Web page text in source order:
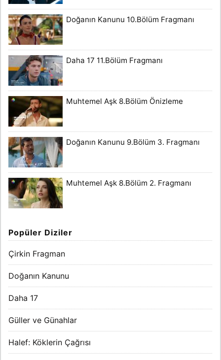
Doğanın Kanunu 10.Bölüm Fragmanı
Daha 17 11.Bölüm Fragmanı
Muhtemel Aşk 8.Bölüm Önizleme
Doğanın Kanunu 9.Bölüm 3. Fragmanı
Muhtemel Aşk 8.Bölüm 2. Fragmanı
Popüler Diziler
Çirkin Fragman
Doğanın Kanunu
Daha 17
Güller ve Günahlar
Halef: Köklerin Çağrısı